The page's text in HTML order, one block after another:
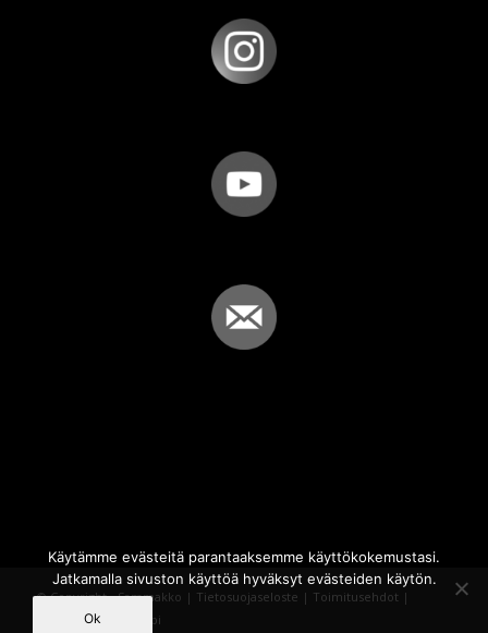
© Copyright - Sammakko | Tietosuojaseloste | Toimitusehdot |
Powered by
iQWebbi
Käytämme evästeitä parantaaksemme käyttökokemustasi.
Jatkamalla sivuston käyttöä hyväksyt evästeiden käytön.
Ok